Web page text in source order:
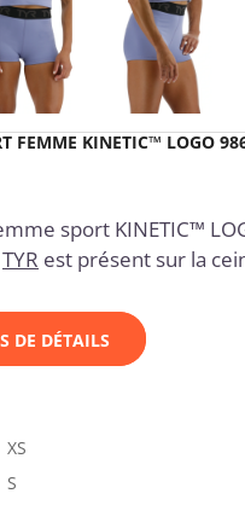
FEMME KINETIC™ LOGO
sport KINETIC™
TYR est présent sur la
DE DÉTAILS
XS
S